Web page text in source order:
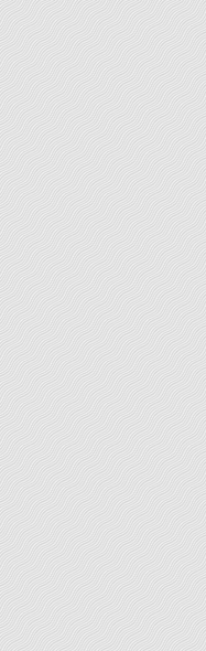
procédé à une
avez composé. Ceci
idées maîtresse de
[...]
LEARN MORE
Travaux universitaires
Ce service est
base de certains
votre rédacteur : un
problématique et
détaillé de votre
précises,
bibliographiques,
corps de votre